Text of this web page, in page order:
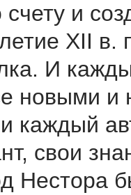
и
XII в.
И
новыми и
каждый
свои
Нестора